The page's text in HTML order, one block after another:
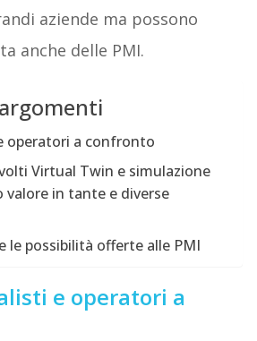
aziende ma possono
anche delle PMI.
operatori a confronto
Virtual Twin e simulazione
valore in tante e diverse
le possibilità offerte alle PMI
e operatori a